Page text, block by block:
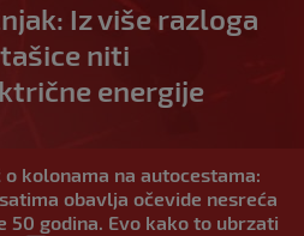
Iz više razloga
niti
energije
o kolonama na autocestama:
obavlja očevide nesreća
50 godina. Evo kako to ubrzati